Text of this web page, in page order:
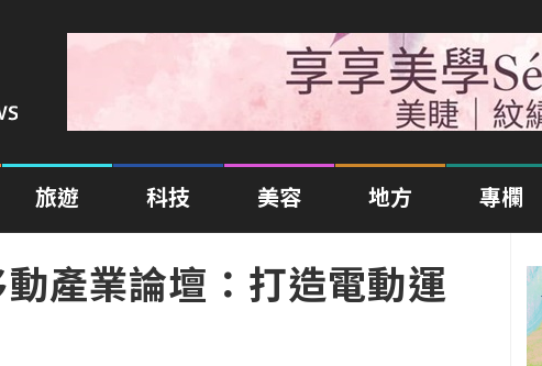
旅遊 科技 美容 地方 專欄
產業論壇：打造電動運